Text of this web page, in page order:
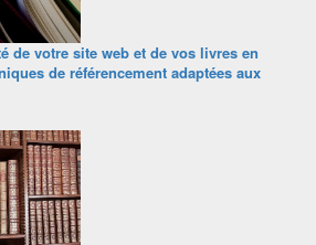
de votre site web et de vos livres en
de référencement adaptées aux